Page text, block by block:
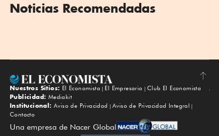
Noticias Recomendadas
Subir
Nuestros Sitios: El Economista El Empresario
Club El Economista
Publicidad: Mediakit
Institucional: Aviso de Privacidad
Aviso de Privacidad Integral
Contacto
Una empresa de Nacer Global